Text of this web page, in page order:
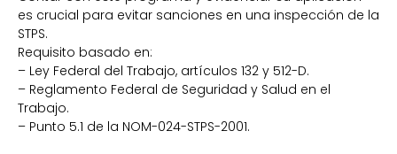
es crucial para evitar sanciones en una inspección de la
STPS.
Requisito basado en:
– Ley Federal del Trabajo, artículos 132 y 512-D.
– Reglamento Federal de Seguridad y Salud en el
Trabajo.
– Punto 5.1 de la NOM-024-STPS-2001.